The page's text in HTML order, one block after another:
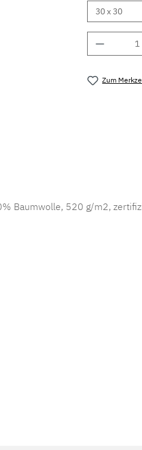
Zum
Baumwolle, 520 g/m2,